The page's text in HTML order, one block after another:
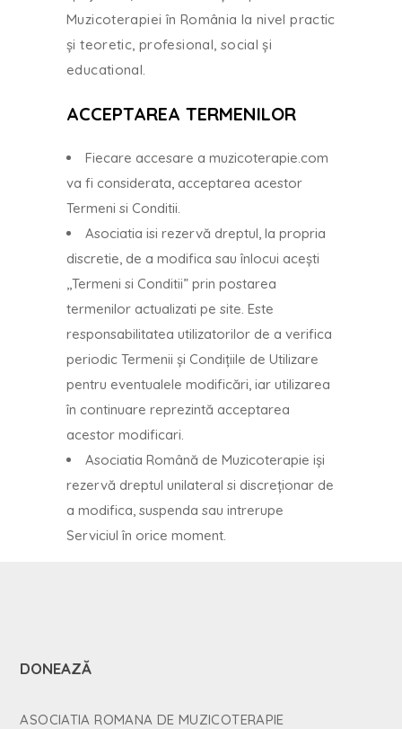
Muzicoterapiei în România la nivel practic
și teoretic, profesional, social și
educational.
ACCEPTAREA TERMENILOR
Fiecare accesare a muzicoterapie.com
va fi considerata, acceptarea acestor
Termeni si Conditii.
Asociatia isi rezervă dreptul, la propria
discretie, de a modifica sau înlocui acești
,,Termeni si Conditii” prin postarea
termenilor actualizati pe site. Este
responsabilitatea utilizatorilor de a verifica
periodic Termenii și Condițiile de Utilizare
pentru eventualele modificări, iar utilizarea
în continuare reprezintă acceptarea
acestor modificari.
Asociatia Română de Muzicoterapie iși
rezervă dreptul unilateral si discreționar de
a modifica, suspenda sau intrerupe
Serviciul în orice moment.
DONEAZĂ
ASOCIATIA ROMANA DE MUZICOTERAPIE